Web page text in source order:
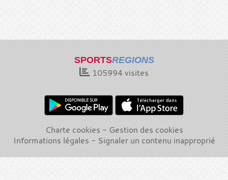
SPORTSREGIONS
105994visites
Charte cookies
Gestion des cookies
Informations légales
Signaler un contenu inapproprié